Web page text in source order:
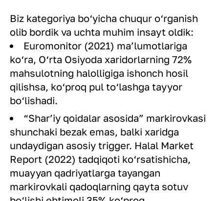
Biz kategoriya bo‘yicha chuqur o‘rganish
olib bordik va uchta muhim insayt oldik:
Euromonitor (2021) ma’lumotlariga
ko‘ra, O‘rta Osiyoda xaridorlarning 72%
mahsulotning halolligiga ishonch hosil
qilishsa, ko‘proq pul to‘lashga tayyor
bo‘lishadi.
“Shar’iy qoidalar asosida” markirovkasi
shunchaki bezak emas, balki xaridga
undaydigan asosiy trigger. Halal Market
Report (2022) tadqiqoti ko‘rsatishicha,
muayyan qadriyatlarga tayangan
markirovkali qadoqlarning qayta sotuv